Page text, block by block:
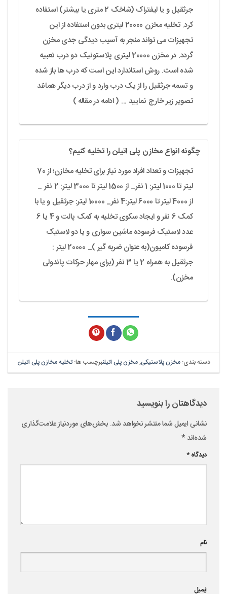
جرثقیل و یا لیفتراک (شاخک 2 متری یا بیشتر) استفاده
کرد. تخلیه مخزن 20000 لیتری بدون استفاده از این
تجهیزات می تواند منجر به آسیب دیدگی جدی مخزن
گردد. در مخزن 20000 لیتری پلاستونیک دو درب تعبیه
شده است. روش استاندارد این است که درب ها باز شده
و تسمه جرثقیل را از یک درب وارد و از درب دیگر همانند
تصویر زیر خارج نمایید ... ( ادامه در مقاله )
چگونه انواع مخازن پلی اتیلن را تخلیه کنیم؟
تجهیزات و تعداد افراد مورد نیاز برای تخلیه مخازن؛ از 70
لیتر تا 1000 لیتر: 1 نفر_ از 1500 لیتر تا 3000 لیتر: 2 نفر _
از 4000 لیتر تا 6000 لیتر:4 نفر_ 10000 لیتر: جرثقیل و یا با
کمک 6 نفر و ایجاد سکوی تخلیه به کمک پالت و 4 یا 6
عدد لاستیک فرسوده ماشین سواری و یا دو لاستیک
فرسوده کامیون(به عنوان ضربه گیر )_ 20000 لیتر :
جرثقیل به همراه 2 یا 3 نفر (برای مهار حرکات پاندولی
مخزن).
دسته بندی:مخزن پلاستیکی,مخزن پلی اتیلنبرچسب ها:تخلیه مخازن پلی اتیلن
دیدگاهتان را بنویسید
نشانی ایمیل شما منتشر نخواهد شد.بخش‌های موردنیاز علامت‌گذاری
شده‌اند*
دیدگاه*
نام
ایمیل